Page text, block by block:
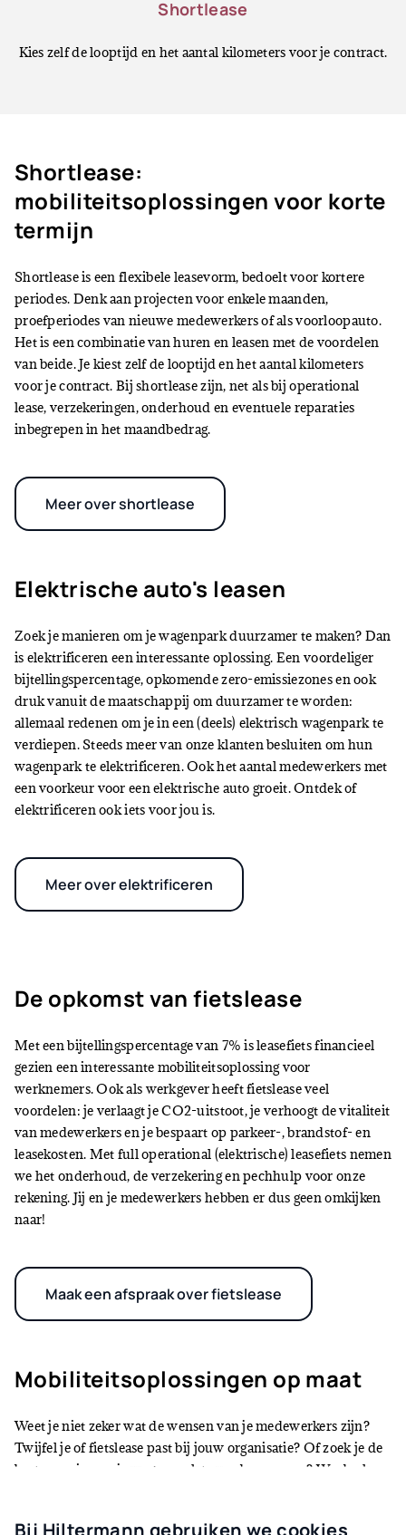
Shortlease
Kies zelf de looptijd en het aantal kilometers voor je contract.
Shortlease:
mobiliteitsoplossingen voor korte
termijn
Shortlease is een flexibele leasevorm, bedoelt voor kortere
periodes. Denk aan projecten voor enkele maanden,
proefperiodes van nieuwe medewerkers of als voorloopauto.
Het is een combinatie van huren en leasen met de voordelen
van beide. Je kiest zelf de looptijd en het aantal kilometers
voor je contract. Bij shortlease zijn, net als bij operational
lease, verzekeringen, onderhoud en eventuele reparaties
inbegrepen in het maandbedrag.
Meer over shortlease
Elektrische auto's leasen
Zoek je manieren om je wagenpark duurzamer te maken? Dan
is elektrificeren een interessante oplossing. Een voordeliger
bijtellingspercentage, opkomende zero-emissiezones en ook
druk vanuit de maatschappij om duurzamer te worden:
allemaal redenen om je in een (deels) elektrisch wagenpark te
verdiepen. Steeds meer van onze klanten besluiten om hun
wagenpark te elektrificeren. Ook het aantal medewerkers met
een voorkeur voor een elektrische auto groeit. Ontdek of
elektrificeren ook iets voor jou is.
Meer over elektrificeren
De opkomst van fietslease
Met een bijtellingspercentage van 7% is leasefiets financieel
gezien een interessante mobiliteitsoplossing voor
werknemers. Ook als werkgever heeft fietslease veel
voordelen: je verlaagt je CO2-uitstoot, je verhoogt de vitaliteit
van medewerkers en je bespaart op parkeer-, brandstof- en
leasekosten. Met full operational (elektrische) leasefiets nemen
we het onderhoud, de verzekering en pechhulp voor onze
rekening. Jij en je medewerkers hebben er dus geen omkijken
naar!
Maak een afspraak over fietslease
Mobiliteitsoplossingen op maat
Weet je niet zeker wat de wensen van je medewerkers zijn?
Twijfel je of fietslease past bij jouw organisatie? Of zoek je de
beste manier om je wagenpark te verduurzamen? We denken
Bij Hiltermann gebruiken we cookies